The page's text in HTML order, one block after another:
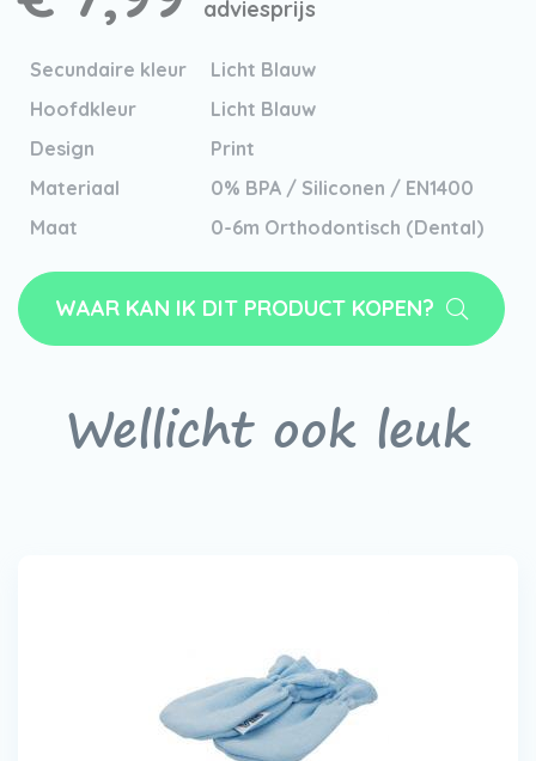
adviesprijs
Secundaire kleur
Licht Blauw
Hoofdkleur
Licht Blauw
Design
Print
Materiaal
0% BPA / Siliconen / EN1400
Maat
0-6m Orthodontisch (Dental)
WAAR KAN IK DIT PRODUCT KOPEN?
Wellicht ook leuk